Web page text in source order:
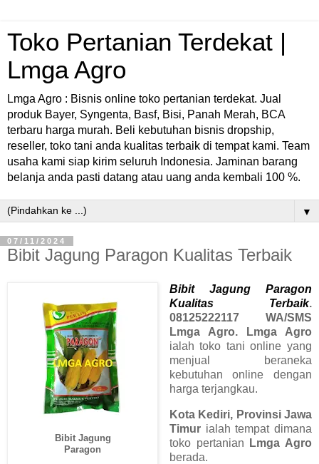
Toko Pertanian Terdekat |
Lmga Agro
Lmga Agro : Bisnis online toko pertanian terdekat. Jual
produk Bayer, Syngenta, Basf, Bisi, Panah Merah, BCA
terbaru harga murah. Beli kebutuhan bisnis dropship,
reseller, toko tani anda kualitas terbaik di tempat kami. Team
usaha kami siap kirim seluruh Indonesia. Jaminan barang
belanja anda pasti datang atau uang anda kembali 100 %.
▼
07/11/2024
Bibit Jagung Paragon Kualitas Terbaik
Bibit Jagung
Paragon
Bibit Jagung Paragon
Kualitas Terbaik.
08125222117 WA/SMS
Lmga Agro. Lmga Agro
ialah toko tani online yang
menjual beraneka
kebutuhan online dengan
harga terjangkau.
Kota Kediri, Provinsi Jawa
Timurialah tempat dimana
toko pertanian
Lmga Agro
berada.